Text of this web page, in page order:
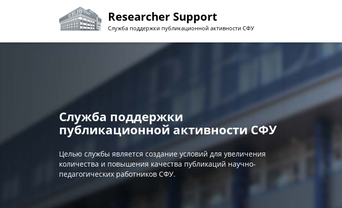
Researcher Support
Служба поддержки публикационной активности СФУ
Служба поддержки
публикационной активности СФУ
Целью службы является создание условий для увеличения
количества и повышения качества публикаций научно-
педагогических работников СФУ.